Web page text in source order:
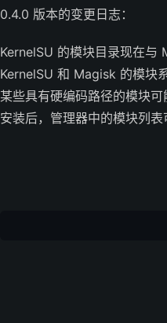
0.4.0 版本的变更日志：
KernelSU 的模块目录现在与
KernelSU 和 Magisk 的模块
某些具有硬编码路径的模块可
安装后，管理器中的模块列表